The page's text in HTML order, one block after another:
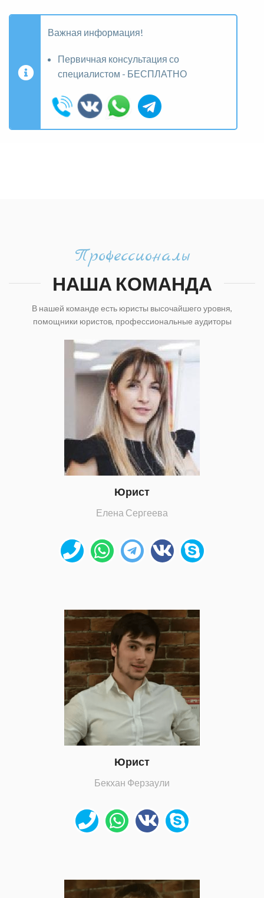
Важная информация!
Первичная консультация со
специалистом - БЕСПЛАТНО
Профессионалы
НАША КОМАНДА
В нашей команде есть юристы высочайшего уровня,
помощники юристов, профессиональные аудиторы
Юрист
Елена Сергеева
Юрист
Бекхан Ферзаули